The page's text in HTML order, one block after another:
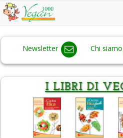
Newsletter Chi siamo